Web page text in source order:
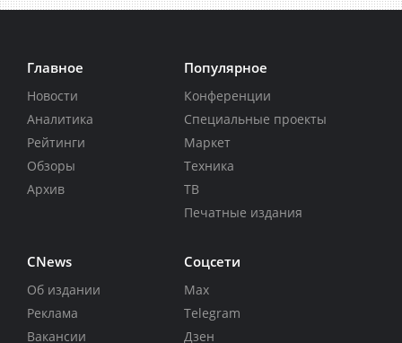
Главное
Новости
Аналитика
Рейтинги
Обзоры
Архив
Популярное
Конференции
Специальные проекты
Маркет
Техника
ТВ
Печатные издания
CNews
Об издании
Реклама
Вакансии
Соцсети
Max
Telegram
Дзен